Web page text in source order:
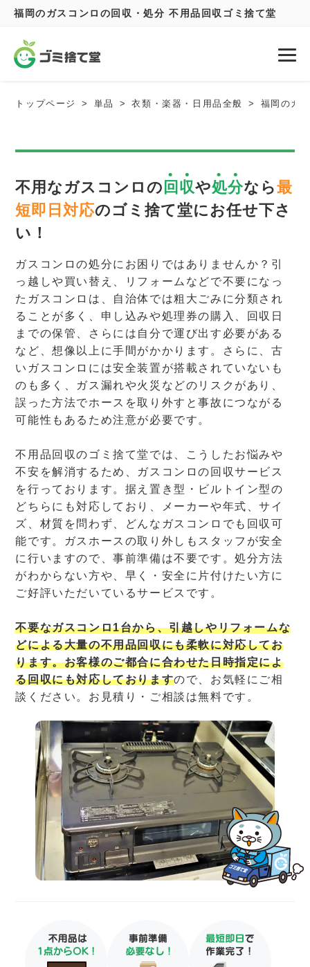
福岡のガスコンロの回収・処分 不用品回収ゴミ捨て堂
トップページ 単品 衣類・楽器・日用品全般 福岡のガ
不用なガスコンロの 回収や処分なら最
短即日対応のゴミ捨て堂にお任せ下さ
い！
ガスコンロの処分にお困りではありませんか？引
っ越しや買い替え、リフォームなどで不要になっ
たガスコンロは、自治体では粗大ごみに分類され
ることが多く、申し込みや処理券の購入、回収日
までの保管、さらには自分で運び出す必要がある
など、想像以上に手間がかかります。さらに、古
いガスコンロには安全装置が搭載されていないも
のも多く、ガス漏れや火災などのリスクがあり、
誤った方法でホースを取り外すと事故につながる
可能性もあるため注意が必要です。
不用品回収のゴミ捨て堂では、こうしたお悩みや
不安を解消するため、ガスコンロの回収サービス
を行っております。据え置き型・ビルトイン型の
どちらにも対応しており、メーカーや年式、サイ
ズ、材質を問わず、どんなガスコンロでも回収可
能です。ガスホースの取り外しもスタッフが安全
に行いますので、事前準備は不要です。処分方法
がわからない方や、早く・安全に片付けたい方に
ご好評いただいているサービスです。
不要なガスコンロ1台から、引越しやリフォームな
どによる大量の不用品回収にも柔軟に対応してお
ります。お客様のご都合に合わせた日時指定によ
る回収にも対応しておりますので、お気軽にご相
談ください。お見積り・ご相談は無料です。